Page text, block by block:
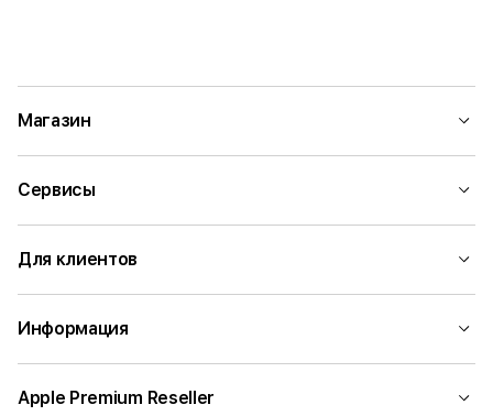
Магазин
Сервисы
Для клиентов
Информация
Apple Premium Reseller